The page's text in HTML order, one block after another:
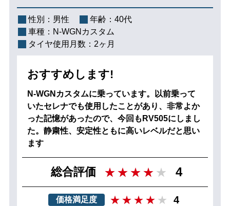
性別： 男性 年齢： 40代
車種： N-WGNカスタム
タイヤ使用月数： 2ヶ月
おすすめします!
N-WGNカスタムに乗っています。以前乗って
いたセレナでも使用したことがあり、非常よか
った記憶があったので、今回もRV505にしまし
た。静粛性、安定性ともに高いレベルだと思い
ます
総合評価 4
価格満足度 4